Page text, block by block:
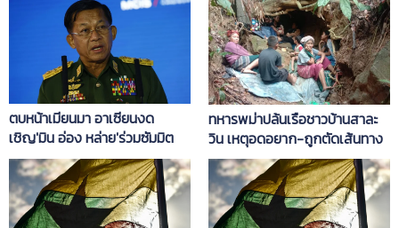
ตบหน้าเมียนมา อาเซียนงด
เชิญ'มิน อ่อง หล่าย'ร่วมซัมมิต
ทหารพม่าปล้นเรือชาวบ้านสาละ
วิน เหตุอดอยาก-ถูกตัดเส้นทาง
ลำเลียงเสบียง